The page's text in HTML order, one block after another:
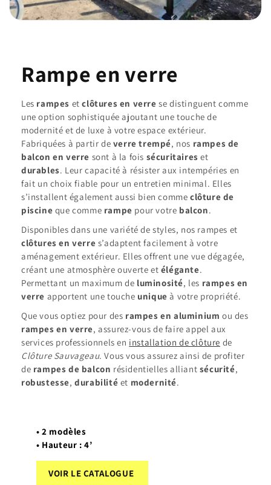
Rampe en verre
Les rampes etclôtures en verre se distinguent comme
une option sophistiquée ajoutant une touche de
modernité et de luxe à votre espace extérieur.
Fabriquées à partir de verre trempé, nos rampes de
balcon en verre sont à la fois sécuritaires et
durables. Leur capacité à résister aux intempéries en
fait un choix fiable pour un entretien minimal. Elles
s’installent également aussi bien comme clôture de
piscine que comme rampe pour votre balcon.
Disponibles dans une variété de styles, nos rampes et
clôtures en verre s’adaptent facilement à votre
aménagement extérieur. Elles offrent une vue dégagée,
créant une atmosphère ouverte et élégante.
Permettant un maximum de luminosité, les rampes en
verre apportent une touche uniqueà votre propriété.
Que vous optiez pour des rampes en aluminium ou des
rampes en verre, assurez-vous de faire appel aux
services professionnels en installation de clôture de
Clôture Sauvageau. Vous vous assurez ainsi de profiter
de rampes de balcon résidentielles alliant sécurité,
robustesse,durabilité et modernité.
• 2 modèles
• Hauteur : 4’
VOIR LE CATALOGUE